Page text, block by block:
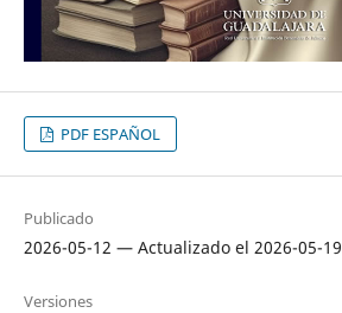
PDF ESPAÑOL
Publicado
2026-05-12 — Actualizado el 2026-05-19
Versiones